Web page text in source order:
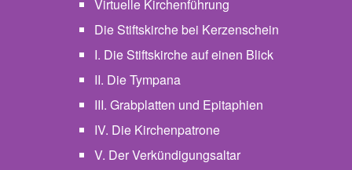
Virtuelle Kirchenführung
Die Stiftskirche bei Kerzenschein
I. Die Stiftskirche auf einen Blick
II. Die Tympana
III. Grabplatten und Epitaphien
IV. Die Kirchenpatrone
V. Der Verkündigungsaltar